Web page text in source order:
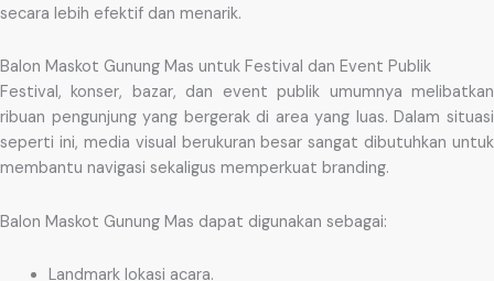
secara lebih efektif dan menarik.
Balon Maskot Gunung Mas untuk Festival dan Event Publik
Festival, konser, bazar, dan event publik umumnya melibatkan
ribuan pengunjung yang bergerak di area yang luas. Dalam situasi
seperti ini, media visual berukuran besar sangat dibutuhkan untuk
membantu navigasi sekaligus memperkuat branding.
Balon Maskot Gunung Mas dapat digunakan sebagai:
Landmark lokasi acara.